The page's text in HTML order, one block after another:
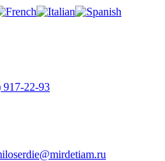
917-22-93